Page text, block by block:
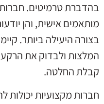
בהדברת טרמיטים. חברות
מותאמים אישית, והן
בצורה היעילה ביותר.
המלצות ולבדוק את הרקע
קבלת החלטה.
חברות מקצועיות יכולות